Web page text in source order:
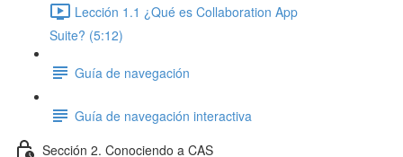
Lección 1.1 ¿Qué es Collaboration App
Suite? (5:12)
Guía de navegación
Guía de navegación interactiva
Sección 2. Conociendo a CAS